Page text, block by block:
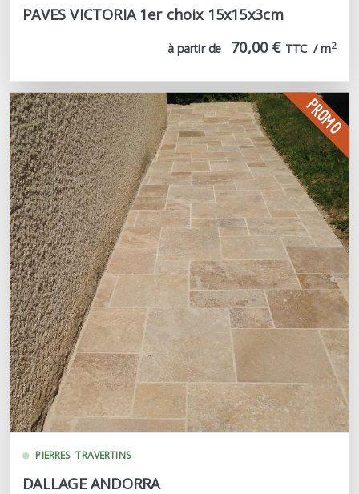
PAVES VICTORIA 1er choix 15x15x3cm
à partir de 70,00 € TTC  / m2
PROMO
PIERRES TRAVERTINS
DALLAGE ANDORRA